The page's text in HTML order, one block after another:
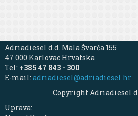
Adriadiesel d.d. Mala Švarča 155
47 000 Karlovac Hrvatska
Tel: +385 47 843 - 300
E-mail: adriadiesel@adriadiesel.hr
Copyright Adriadiesel
Uprava: